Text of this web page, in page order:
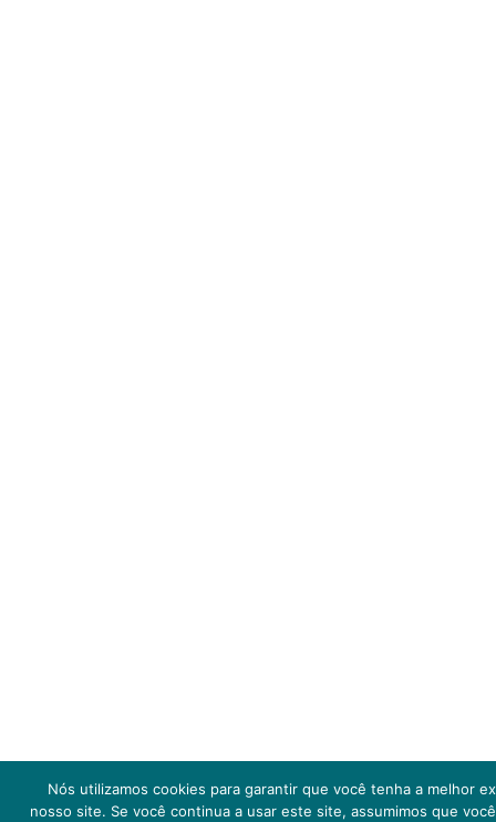
Nós utilizamos cookies para garantir que você tenha a melhor
nosso site. Se você continua a usar este site, assumimos que